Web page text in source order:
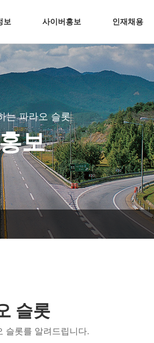
보
고
사이버홍보
분양파라오 슬롯
CI
BI
TV광고
공기질 측정결과
인재채용
채용정보
인사/교육/복리후생
채용FAQ
파라오 슬롯 주요사업실적
바로가기
는 파라오 슬롯
보
슬롯
슬롯를 알려드립니다.